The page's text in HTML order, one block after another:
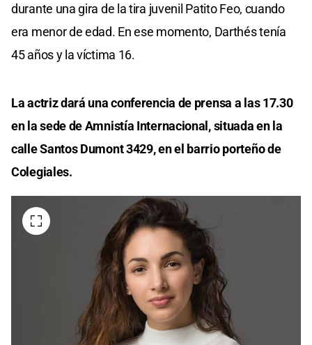
durante una gira de la tira juvenil Patito Feo, cuando
era menor de edad. En ese momento, Darthés tenía
45 años y la víctima 16.
La actriz dará una conferencia de prensa a las 17.30
en la sede de Amnistía Internacional, situada en la
calle Santos Dumont 3429, en el barrio porteño de
Colegiales.